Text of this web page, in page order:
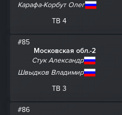
Карафа-Корбут Олег
ТВ 4
#85
Московская обл.-2
Стук Александр
Швыдков Владимир
ТВ 3
#86